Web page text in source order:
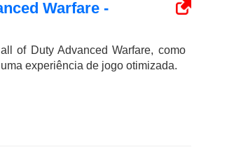
Warfare -
of Duty Advanced Warfare, como
experiência de jogo otimizada.